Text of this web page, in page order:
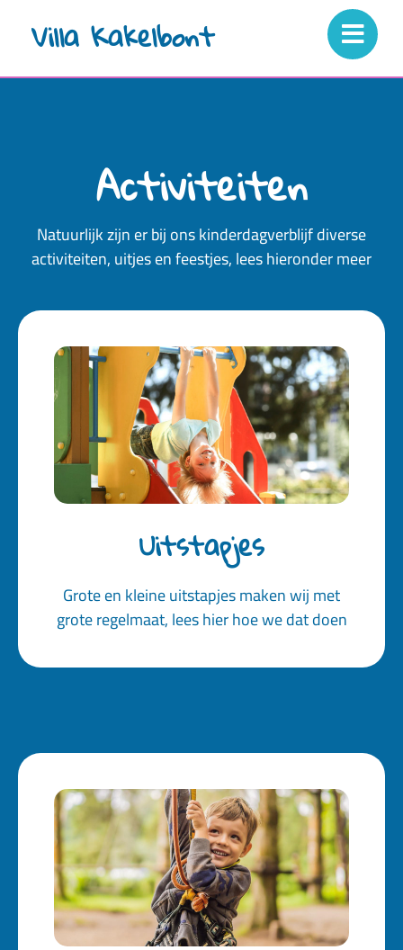
Villa Kakelbont
Activiteiten
Natuurlijk zijn er bij ons kinderdagverblijf diverse
activiteiten, uitjes en feestjes, lees hieronder meer
Uitstapjes
Grote en kleine uitstapjes maken wij met
grote regelmaat, lees hier hoe we dat doen